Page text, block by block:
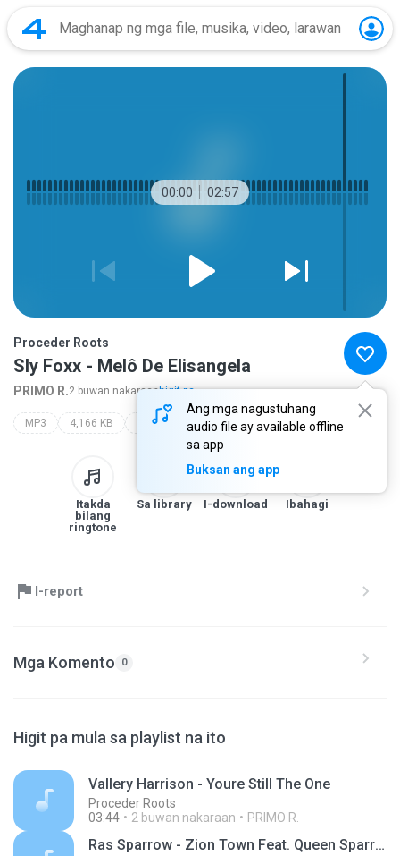
00:00 02:57
Ang mga nagustuhang
audio file ay available offline
sa app
Buksan ang app
Proceder Roots
Sly Foxx - Melô De Elisangela
PRIMO R.2 buwan nakaraanhigit pa...
MP3 4,166 KB proceder roots
Itakda
bilang
ringtone
Sa library I-download Ibahagi
I-report
Mga Komento 0
Higit pa mula sa playlist na ito
Vallery Harrison - Youre Still The One
Proceder Roots
03:44
2 buwan nakaraan PRIMO R.
Ras Sparrow - Zion Town Feat. Queen Sparrow